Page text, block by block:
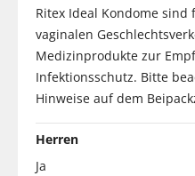
Ritex Ideal Kondome
vaginalen
Medizinprodukte zur
Infektionsschutz. Bitte
Hinweise auf dem
Herren
Ja